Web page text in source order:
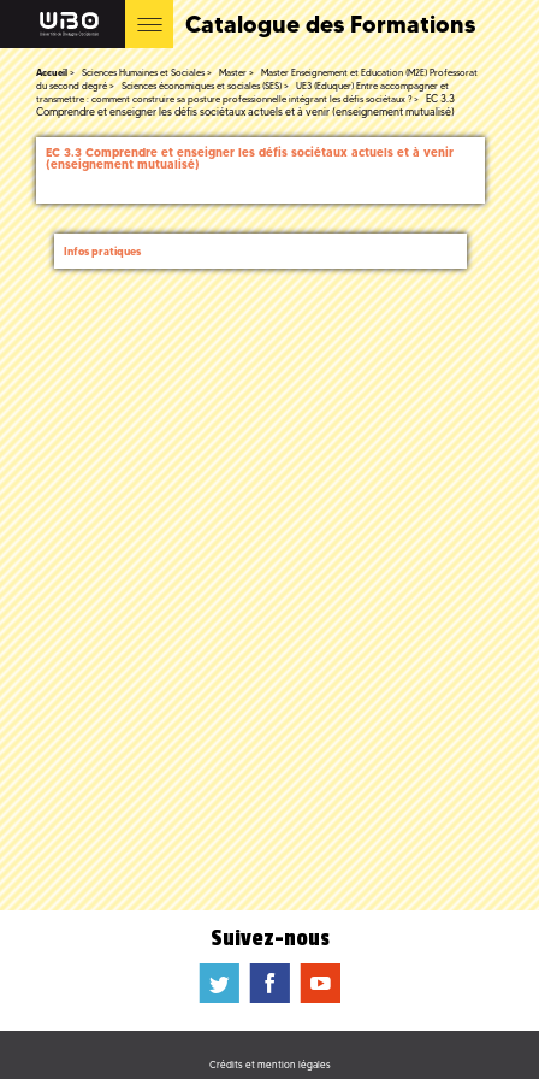
Catalogue des Formations
Accueil Sciences Humaines et Sociales Master
Master Enseignement et Education (M2E) Professorat
du second degré
Sciences économiques et sociales (SES)
UE3 (Eduquer) Entre accompagner et
transmettre : comment construire sa posture professionnelle intégrant les défis sociétaux ?
EC 3.3
Comprendre et enseigner les défis sociétaux actuels et à venir (enseignement mutualisé)
EC 3.3 Comprendre et enseigner les défis sociétaux actuels et à venir
(enseignement mutualisé)
Infos pratiques
Suivez-nous
a b f
Crédits et mention légales